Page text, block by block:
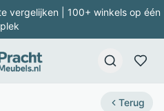
vergelijken | 100+ winkels op één
plek
Terug